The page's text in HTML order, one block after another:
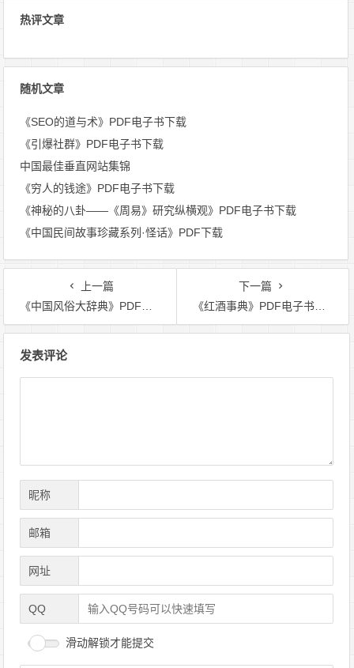
热评文章
随机文章
《SEO的道与术》PDF电子书下载
《引爆社群》PDF电子书下载
中国最佳垂直网站集锦
《穷人的钱途》PDF电子书下载
《神秘的八卦——《周易》研究纵横观》PDF电子书下载
《中国民间故事珍藏系列·怪话》PDF下载
上一篇
《中国风俗大辞典》PDF电子书下载
下一篇
《红酒事典》PDF电子书下载
发表评论
昵称
邮箱
网址
QQ
滑动解锁才能提交